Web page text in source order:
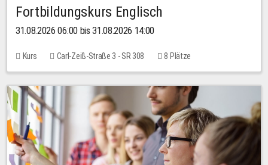
Fortbildungskurs Englisch
31.08.2026 06:00 bis 31.08.2026 14:00
Kurs Carl-Zeiß-Straße 3 - SR 308 8 Plätze